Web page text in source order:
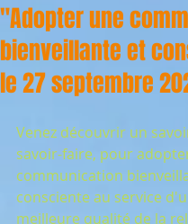
"Adopter une
bienveillante et
le 27 septembre
Venez découvrir un
savoir-faire, pour
communication
consciente au service
meilleure qualité de la